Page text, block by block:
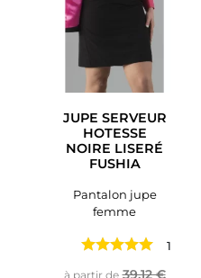
JUPE SERVEUR
HOTESSE
NOIRE LISERÉ
FUSHIA
Pantalon jupe
femme
1 avis
à partir de Prix de base
39,12 €Prix